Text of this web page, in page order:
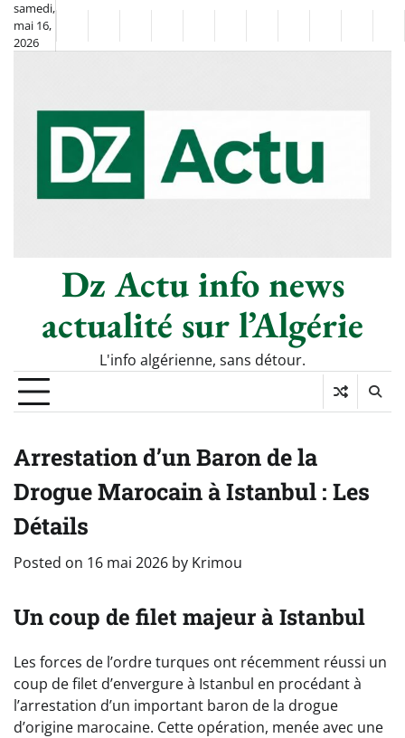
Skip
content
samedi,
mai 16,
2026
FlashSportclasséDiasporaChronique
–
Le
Thé
SociétéCultureMondeÉconomie
Tech
Dz Actu info news
actualité sur l’Algérie
L'info algérienne, sans détour.
Arrestation d’un Baron de la
Drogue Marocain à Istanbul : Les
Détails
Posted on 16 mai 2026 by Krimou
Un coup de filet majeur à Istanbul
Les forces de l’ordre turques ont récemment réussi un
coup de filet d’envergure à Istanbul en procédant à
l’arrestation d’un important baron de la drogue
d’origine marocaine. Cette opération, menée avec une